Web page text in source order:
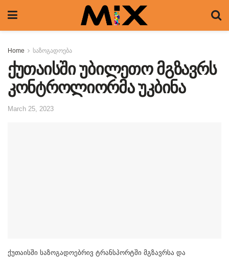
Home საზოგადოება
ქუთაისში უბილეთო მგზავრს
კონტროლიორმა უკბინა
March 25, 2023
ქუთაისში საზოგადოებრივ ტრანსპორტში მგზავრსა და